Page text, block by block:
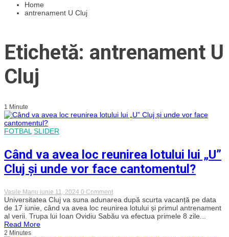
Home
antrenament U Cluj
Etichetă: antrenament U
Cluj
1 Minute
FOTBAL SLIDER
Când va avea loc reunirea lotului lui „U”
Cluj și unde vor face cantomentul?
Vasile Manu iunie 11, 2024 0 Commenton
Când
va
avea
loc
Universitatea Cluj va suna adunarea după scurta vacanță pe data
de 17 iunie, când va avea loc reunirea lotului și primul antrenament
al verii. Trupa lui Ioan Ovidiu Sabău va efectua primele 8 zile...
Read More
2 Minutes